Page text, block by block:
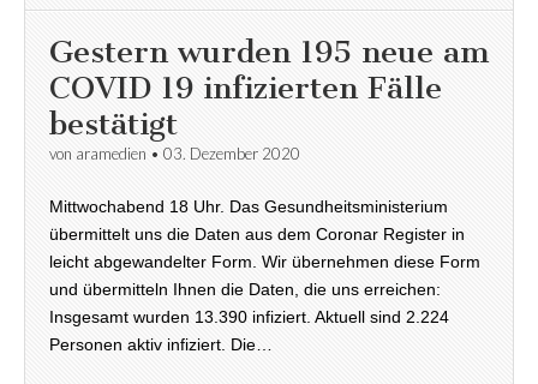
Gestern wurden 195 neue am
COVID 19 infizierten Fälle
bestätigt
von aramedien • 03. Dezember 2020
Mittwochabend 18 Uhr. Das Gesundheitsministerium
übermittelt uns die Daten aus dem Coronar Register in
leicht abgewandelter Form. Wir übernehmen diese Form
und übermitteln Ihnen die Daten, die uns erreichen:
Insgesamt wurden 13.390 infiziert. Aktuell sind 2.224
Personen aktiv infiziert. Die…